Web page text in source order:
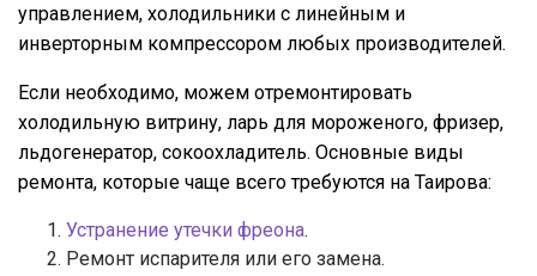
управлением, холодильники с линейным и
инверторным компрессором любых производителей.
Если необходимо, можем отремонтировать
холодильную витрину, ларь для мороженого, фризер,
льдогенератор, сокоохладитель. Основные виды
ремонта, которые чаще всего требуются на Таирова:
Устранение утечки фреона.
Ремонт испарителя или его замена.